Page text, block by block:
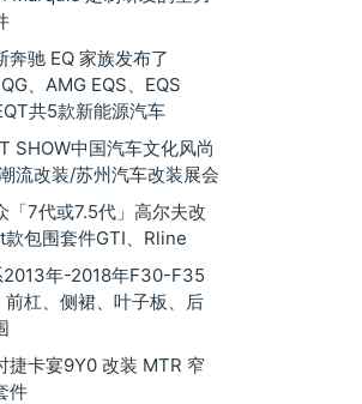
奔驰 EQ 家族发布了
、AMG EQS、EQS
共5款新能源汽车
SHOW中国汽车文化风尚
流改装/苏州汽车改装展会
「7代或7.5代」高尔夫改
包围套件GTI、Rline
年-2018年F30-F35
杠、侧裙、叶子板、后
捷卡宴9Y0 改装 MTR 窄
件